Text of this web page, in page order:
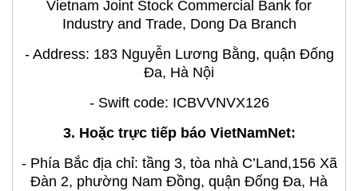
Vietnam Joint Stock Commercial Bank for
Industry and Trade, Dong Da Branch
- Address: 183 Nguyễn Lương Bằng, quận Đống
Đa, Hà Nội
- Swift code: ICBVVNVX126
3. Hoặc trực tiếp báo VietNamNet:
- Phía Bắc địa chỉ: tầng 3, tòa nhà C’Land,156 Xã
Đàn 2, phường Nam Đồng, quận Đống Đa, Hà